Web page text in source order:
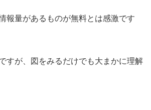
報量があるものが無料とは感激です
すが、図をみるだけでも大まかに理解